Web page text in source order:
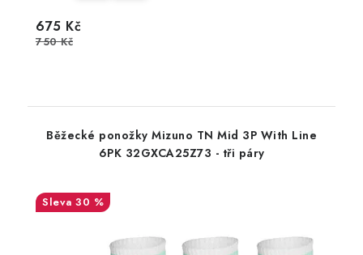
675 Kč
750 Kč
Běžecké ponožky Mizuno TN Mid 3P With Line
6PK 32GXCA25Z73 - tři páry
30 %